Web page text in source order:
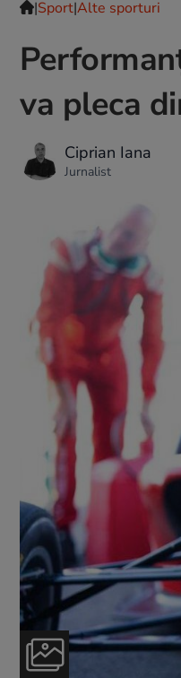
|Sport|Alte sporturi
va pleca
Ciprian Iana
Jurnalist